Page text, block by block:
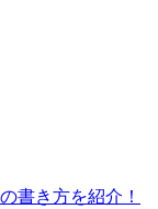
書き方を紹介！